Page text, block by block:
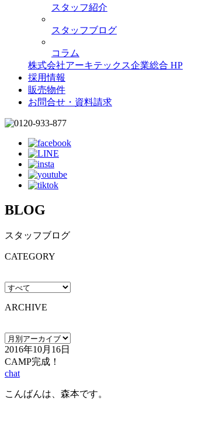
スタッフ紹介
スタッフブログ
コラム
株式会社アーキテックス企業総合 HP
採用情報
販売物件
お問合せ・資料請求
BLOG
スタッフブログ
CATEGORY
ARCHIVE
2016年10月16日
CAMP完成！
chat
こんばんは、森本です。